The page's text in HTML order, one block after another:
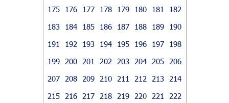
175
176 177 178 179 180 181
182
183
184 185 186 187 188 189
190
191
192 193 194 195 196 197
198
199
200 201 202 203 204 205
206
207
208 209 210 211 212 213
214
215
216 217 218 219 220 221
222